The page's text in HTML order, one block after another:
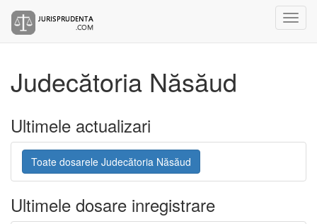
Judecătoria Năsăud
Ultimele actualizari
Toate dosarele Judecătoria Năsăud
Ultimele dosare inregistrare